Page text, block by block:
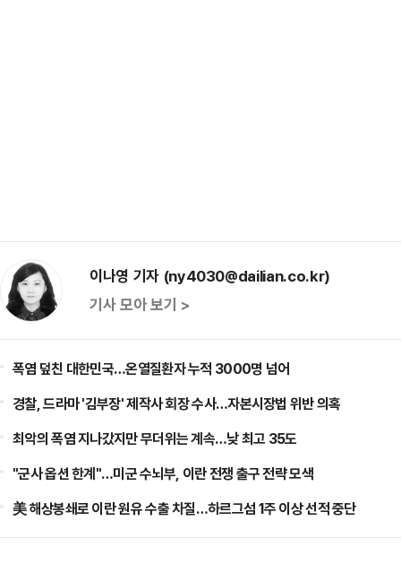
이나영 기자 (ny4030@dailian.co.kr)
기사 모아 보기 >
폭염 덮친 대한민국…온열질환자 누적 3000명 넘어
경찰, 드라마 '김부장' 제작사 회장 수사…자본시장법 위반 의혹
최악의 폭염 지나갔지만 무더위는 계속…낮 최고 35도
"군사 옵션 한계"…미군 수뇌부, 이란 전쟁 출구 전략 모색
美 해상봉쇄로 이란 원유 수출 차질…하르그섬 1주 이상 선적 중단